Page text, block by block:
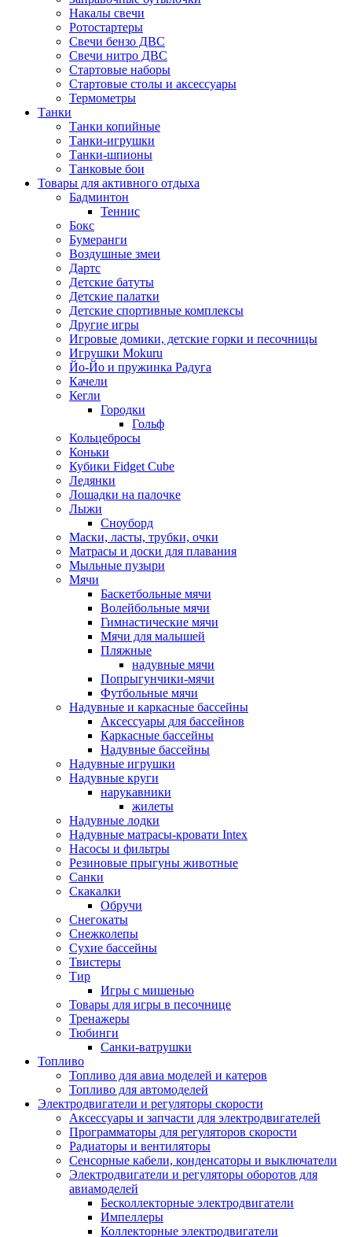
Накалы свечи
Ротостартеры
Свечи бензо ДВС
Свечи нитро ДВС
Стартовые наборы
Стартовые столы и аксессуары
Термометры
Танки
Танки копийные
Танки-игрушки
Танки-шпионы
Танковые бои
Товары для активного отдыха
Бадминтон
Теннис
Бокс
Бумеранги
Воздушные змеи
Дартс
Детские батуты
Детские палатки
Детские спортивные комплексы
Другие игры
Игровые домики, детские горки и песочницы
Игрушки Mokuru
Йо-Йо и пружинка Радуга
Качели
Кегли
Городки
Гольф
Кольцебросы
Коньки
Кубики Fidget Cube
Ледянки
Лошадки на палочке
Лыжи
Сноуборд
Маски, ласты, трубки, очки
Матрасы и доски для плавания
Мыльные пузыри
Мячи
Баскетбольные мячи
Волейбольные мячи
Гимнастические мячи
Мячи для малышей
Пляжные
надувные мячи
Попрыгунчики-мячи
Футбольные мячи
Надувные и каркасные бассейны
Аксессуары для бассейнов
Каркасные бассейны
Надувные бассейны
Надувные игрушки
Надувные круги
нарукавники
жилеты
Надувные лодки
Надувные матрасы-кровати Intex
Насосы и фильтры
Резиновые прыгуны животные
Санки
Скакалки
Обручи
Снегокаты
Снежколепы
Сухие бассейны
Твистеры
Тир
Игры с мишенью
Товары для игры в песочнице
Тренажеры
Тюбинги
Санки-ватрушки
Топливо
Топливо для авиа моделей и катеров
Топливо для автомоделей
Электродвигатели и регуляторы скорости
Аксессуары и запчасти для электродвигателей
Программаторы для регуляторов скорости
Радиаторы и вентиляторы
Сенсорные кабели, конденсаторы и выключатели
Электродвигатели и регуляторы оборотов для
авиамоделей
Бесколлекторные электродвигатели
Импеллеры
Коллекторные электродвигатели